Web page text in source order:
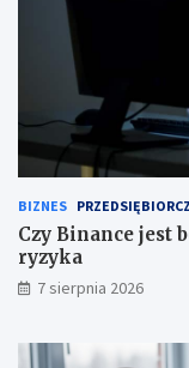
BIZNES
Czy Binance jest
ryzyka
7 sierpnia 2026